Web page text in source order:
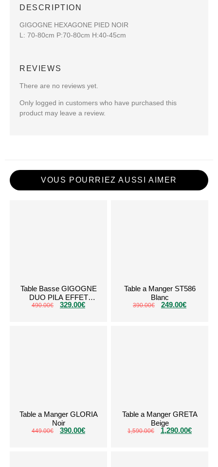
DESCRIPTION
GIGOGNE HEXAGONE PIED NOIR
L: 70-80cm P:70-80cm H:40-45cm
REVIEWS
There are no reviews yet.
Only logged in customers who have purchased this
product may leave a review.
VOUS POURRIEZ AUSSI AIMER
Table Basse GIGOGNE
DUO PILA EFFET
TRAVERTIN
490.00€ 329.00€
Table a Manger ST586
Blanc
390.00€ 249.00€
Table a Manger GLORIA
Noir
449.00€ 390.00€
Table a Manger GRETA
Beige
1,590.00€ 1,290.00€